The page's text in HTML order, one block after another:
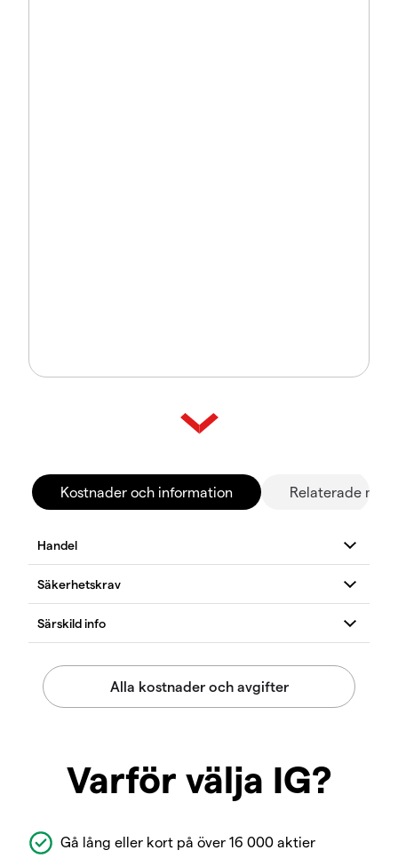
Kostnader och information Relaterade
Varför välja IG?
Gå lång eller kort på över 16 000 aktier